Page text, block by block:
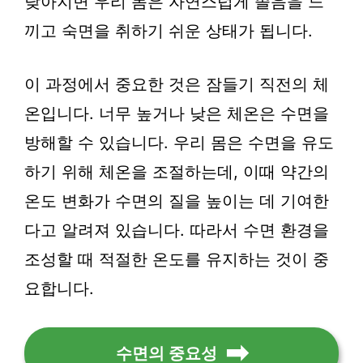
끼고 숙면을 취하기 쉬운 상태가 됩니다.
이 과정에서 중요한 것은 잠들기 직전의 체
온입니다. 너무 높거나 낮은 체온은 수면을
방해할 수 있습니다. 우리 몸은 수면을 유도
하기 위해 체온을 조절하는데, 이때 약간의
온도 변화가 수면의 질을 높이는 데 기여한
다고 알려져 있습니다. 따라서 수면 환경을
조성할 때 적절한 온도를 유지하는 것이 중
요합니다.
수면의 중요성